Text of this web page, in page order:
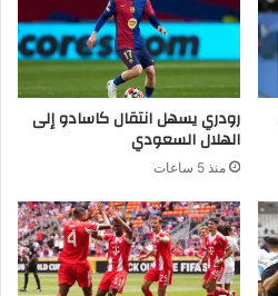
رودري يسهل انتقال كاسادو إلى
الهلال السعودي
منذ 5 ساعات